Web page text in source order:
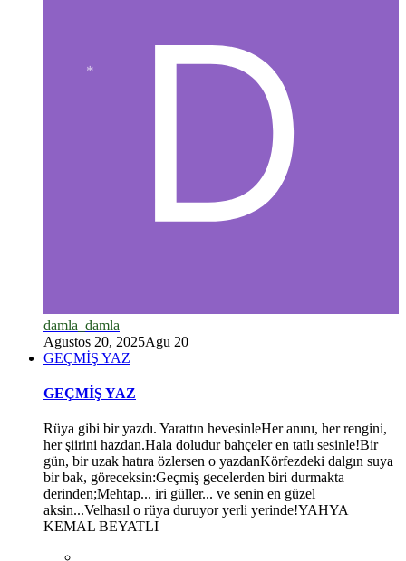
damla_damla
Agustos 20, 2025Agu 20
GEÇMİŞ YAZ
GEÇMİŞ YAZ
Rüya gibi bir yazdı. Yarattın hevesinleHer anını, her rengini,
her şiirini hazdan.Hala doludur bahçeler en tatlı sesinle!Bir
gün, bir uzak hatıra özlersen o yazdanKörfezdeki dalgın suya
bir bak, göreceksin:Geçmiş gecelerden biri durmakta
derinden;Mehtap... iri güller... ve senin en güzel
aksin...Velhasıl o rüya duruyor yerli yerinde!YAHYA
KEMAL BEYATLI